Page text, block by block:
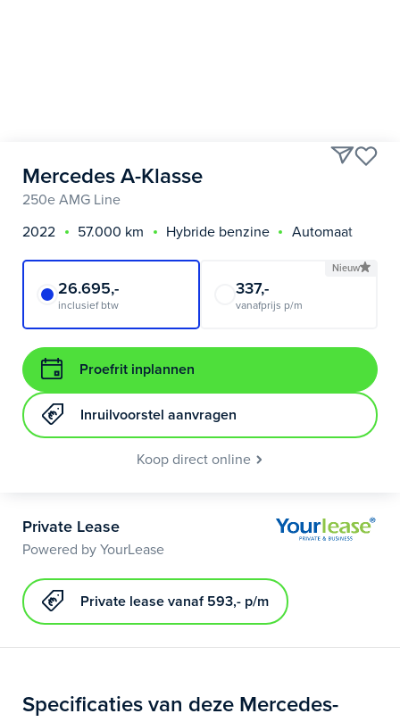
Mercedes A-Klasse
250e AMG Line
2022
57.000 km Hybride benzine Automaat
26.695,-
inclusief btw
Nieuw
337,-
vanafprijs p/m
Proefrit inplannen
Inruilvoorstel aanvragen
Koop direct online
Private Lease
Powered by YourLease
Private lease vanaf 593,- p/m
Specificaties van deze Mercedes-